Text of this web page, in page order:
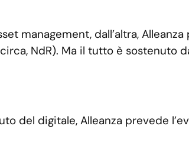
management, dall’altra,
NdR). Ma il tutto è sostenuto
del digitale, Alleanza prevede